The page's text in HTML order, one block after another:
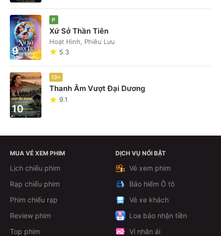
9
P
Xứ Sở Thần Tiên
Hoạt Hình, Phiêu Lưu
5.3
10
13+
Thanh Âm Vượt Đại Dương
9.1
MUA VÉ XEM PHIM
Lịch chiếu phim
Rạp chiếu phim
Phim chiếu rạp
Review phim
Top phim
DỊCH VỤ NỔI BẬT
Vé xem phim
Bảo hiểm Ô tô
Vé xe khách
Loa báo nhận tiền
Ví nhân ái